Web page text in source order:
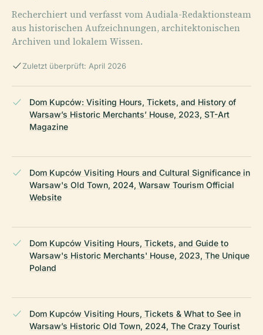
Recherchiert und verfasst vom Audiala-Redaktionsteam
aus historischen Aufzeichnungen, architektonischen
Archiven und lokalem Wissen.
Zuletzt überprüft: April 2026
Dom Kupców: Visiting Hours, Tickets, and History of
Warsaw’s Historic Merchants’ House, 2023, ST-Art
Magazine
Dom Kupców Visiting Hours and Cultural Significance in
Warsaw's Old Town, 2024, Warsaw Tourism Official
Website
Dom Kupców Visiting Hours, Tickets, and Guide to
Warsaw's Historic Merchants' House, 2023, The Unique
Poland
Dom Kupców Visiting Hours, Tickets & What to See in
Warsaw’s Historic Old Town, 2024, The Crazy Tourist